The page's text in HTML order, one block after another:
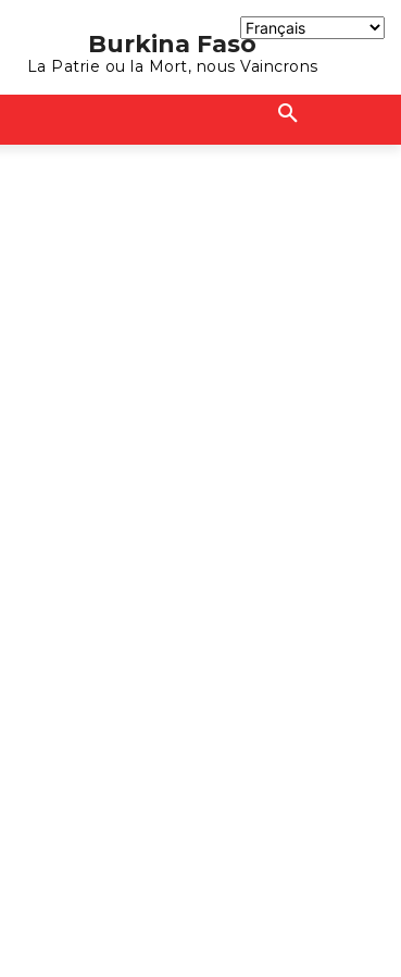
Burkina Faso
La Patrie ou la Mort, nous Vaincrons